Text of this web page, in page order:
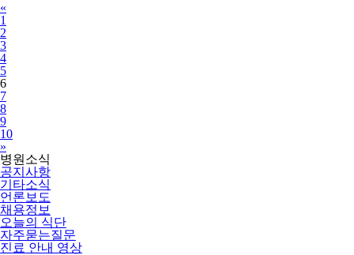
«
1
2
3
4
5
6
7
8
9
10
»
병원소식
공지사항
기타소식
언론보도
채용정보
오늘의 식단
자주묻는질문
진료 안내 영상